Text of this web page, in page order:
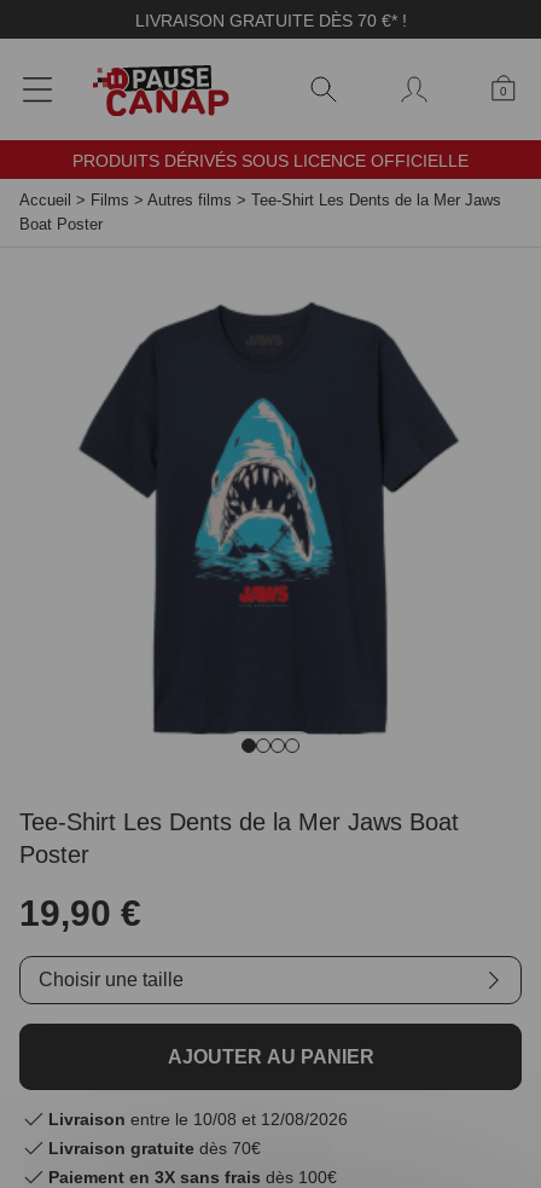
LIVRAISON GRATUITE DÈS 70 €* !
0
PRODUITS DÉRIVÉS SOUS LICENCE OFFICIELLE
Accueil > Films > Autres films > Tee-Shirt Les Dents de la Mer Jaws
Boat Poster
Tee-Shirt Les Dents de la Mer Jaws Boat
Poster
19,90 €
Choisir une taille
AJOUTER AU PANIER
Livraison entre le 10/08 et 12/08/2026
Livraison gratuite dès 70€
Paiement en 3X sans frais dès 100€
Panneau de gestion des cookies